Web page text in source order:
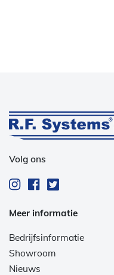
Volg ons
Meer informatie
Bedrijfsinformatie
Showroom
Nieuws